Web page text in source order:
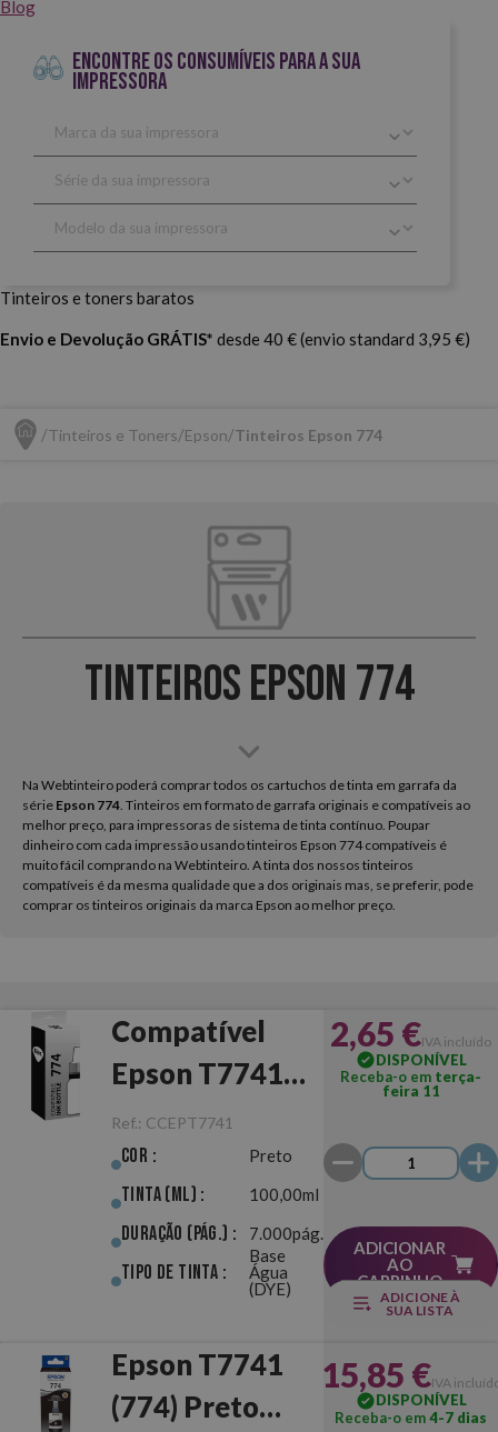
Blog
ENCONTRE OS CONSUMÍVEIS PARA A SUA
IMPRESSORA
Tinteiros e toners baratos
Envio e Devolução GRÁTIS* desde 40 € (envio standard 3,95 €)
Tinteiros e Toners Epson Tinteiros Epson 774
Tinteiros Epson 774
Na Webtinteiro poderá comprar todos os cartuchos de tinta em garrafa da
série Epson 774 . Tinteiros em formato de garrafa originais e compatíveis ao
melhor preço, para impressoras de sistema de tinta contínuo. Poupar
dinheiro com cada impressão usando tinteiros Epson 774 compatíveis é
muito fácil comprando na Webtinteiro. A tinta dos nossos tinteiros
compatíveis é da mesma qualidade que a dos originais mas, se preferir, pode
comprar os tinteiros originais da marca Epson ao melhor preço.
Compatível
Epson T7741
(774) Preto
Ref.: CCEPT7741
Cor : Preto
Tinta (ml) : 100,00ml
Duração (pág.) : 7.000pág.
Tipo de Tinta :
Base
Água
(DYE)
2,65 €IVA incluído
DISPONÍVEL
Receba-o em terça-
feira 11
ADICIONAR
AO
CARRINHO
ADICIONE À
SUA LISTA
Epson T7741
(774) Preto
15,85 €IVA
DISPONÍVEL
Receba-o em4-7 dias